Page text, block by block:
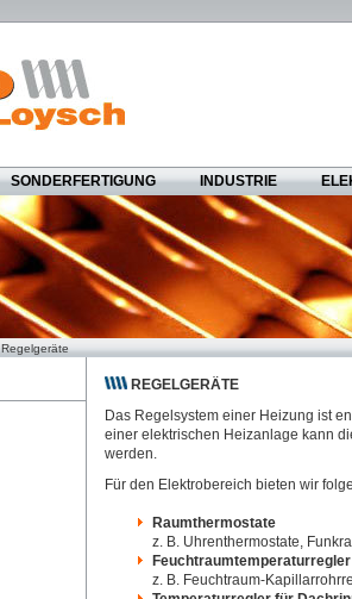
SONDERFERTIGUNG INDUSTRIE
Regelgeräte
REGELGERÄTE
Das Regelsystem einer Heizung ist
einer elektrischen Heizanlage kann
werden.
Für den Elektrobereich bieten wir
Raumthermostate
z. B. Uhrenthermostate,
Feuchtraumtemperaturregler
z. B. Feuchtraum-